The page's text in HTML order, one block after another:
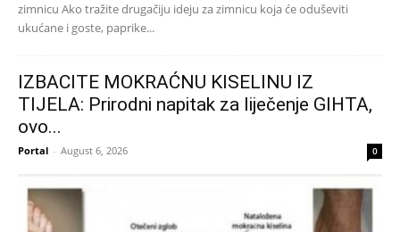
zimnicu Ako tražite drugačiju ideju za zimnicu koja će oduševiti
ukućane i goste, paprike...
IZBACITE MOKRAĆNU KISELINU IZ
TIJELA: Prirodni napitak za liječenje GIHTA,
ovo...
Portal - August 6, 2026 0